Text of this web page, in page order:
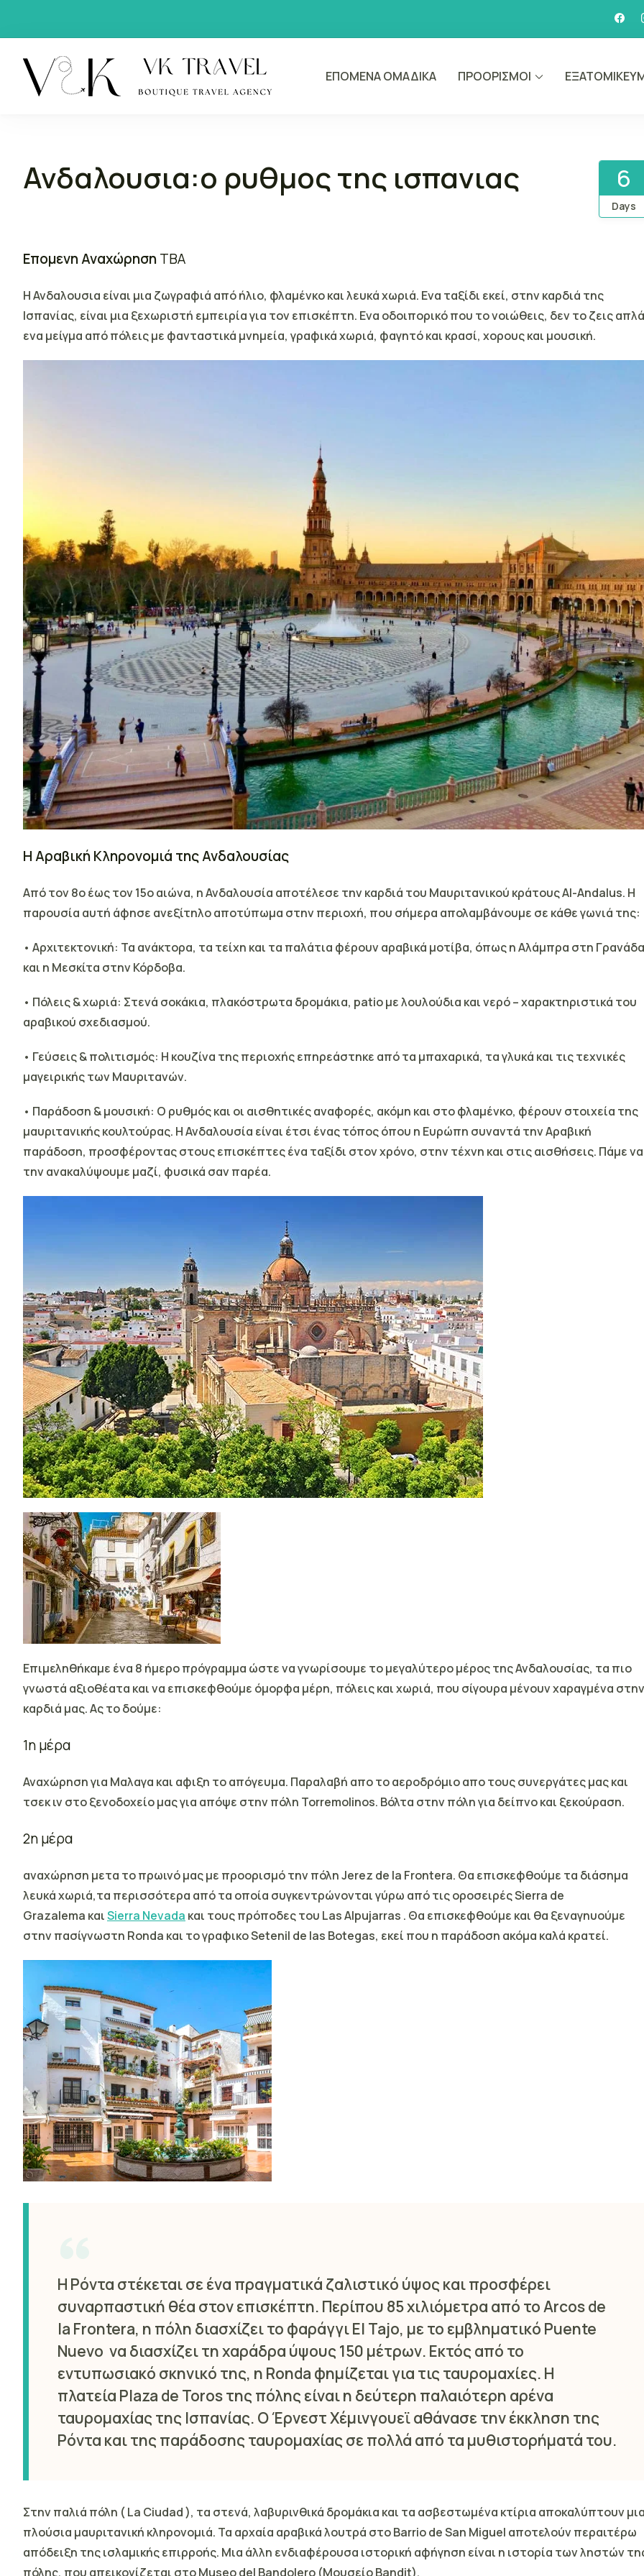
VK Travel by Victoria Kokka
ΕΠΟΜΕΝΑ ΟΜΑΔΙΚΑ ΠΡΟΟΡΙΣΜΟΙ
Ανδαλουσια:ο ρυθμος της ισπανιας 6
Days
Επομενη ΑναχώρησηTBA
Η Ανδαλουσια είναι μια ζωγραφιά από ήλιο, φλαμένκο και λευκά χωριά. Ενα ταξίδι εκεί, στην καρδιά της
Ισπανίας, είναι μια ξεχωριστή εμπειρία για τον επισκέπτη. Ενα οδοιπορικό που το νοιώθεις, δεν το ζεις
ενα μείγμα από πόλεις με φανταστικά μνημεία, γραφικά χωριά, φαγητό και κρασί, χορους και μουσική.
Η Αραβική Κληρονομιά της Ανδαλουσίας
Από τον 8ο έως τον 15ο αιώνα, η Ανδαλουσία αποτέλεσε την καρδιά του Μαυριτανικού κράτουςAl-Andalus. Η
παρουσία αυτή άφησε ανεξίτηλο αποτύπωμα στην περιοχή, που σήμερα απολαμβάνουμε σε κάθε γωνιά της:
• Αρχιτεκτονική: Τα ανάκτορα, τα τείχη και τα παλάτια φέρουν αραβικά μοτίβα, όπως η Αλάμπρα στη Γρανάδα
και η Μεσκίτα στην Κόρδοβα.
• Πόλεις & χωριά: Στενά σοκάκια, πλακόστρωτα δρομάκια, patio με λουλούδια και νερό – χαρακτηριστικά του
αραβικού σχεδιασμού.
• Γεύσεις & πολιτισμός: Η κουζίνα της περιοχής επηρεάστηκε από τα μπαχαρικά, τα γλυκά και τις τεχνικές
μαγειρικής των Μαυριτανών.
• Παράδοση & μουσική: Ο ρυθμός και οι αισθητικές αναφορές, ακόμη και στο φλαμένκο, φέρουν στοιχεία της
μαυριτανικής κουλτούρας. Η Ανδαλουσία είναι έτσι ένας τόπος όπου η Ευρώπη συναντά την Αραβική
παράδοση, προσφέροντας στους επισκέπτες ένα ταξίδι στον χρόνο, στην τέχνη και στις αισθήσεις. Πάμε να
την ανακαλύψουμε μαζί, φυσικά σαν παρέα.
Επιμεληθήκαμε ένα 8 ήμερο πρόγραμμα ώστε να γνωρίσουμε το μεγαλύτερο μέρος τηςΑνδαλουσίας, τα πιο
γνωστά αξιοθέατα και να επισκεφθούμε όμορφα μέρη, πόλεις και χωριά, που σίγουρα μένουν χαραγμένα στην
καρδιά μας. Ας το δούμε:
1η μέρα
Αναχώρηση για Μαλαγα και αφιξη το απόγευμα. Παραλαβή απο το αεροδρόμιο απο τους συνεργάτες μας και
τσεκ ιν στο ξενοδοχείο μας για απόψε στην πόλη Torremolinos. Βόλτα στην πόλη για δείπνο και ξεκούραση.
2η μέρα
αναχώρηση μετα το πρωινό μας με προορισμό την πόληJerez de la Frontera. Θα επισκεφθούμε τα διάσημα
λευκά χωριά,τα περισσότερα από τα οποία συγκεντρώνονται γύρω από τιςοροσειρές Sierra de
Grazalema καιSierra Nevada και τουςπρόποδεςτου Las Alpujarras . Θα επισκεφθούμε και θα ξεναγηυούμε
στην πασίγνωστη Ronda και το γραφικο Setenil de las Botegas, εκεί που η παράδοση ακόμα καλά κρατεί.
Η Ρόντα στέκεται σε ένα πραγματικά ζαλιστικό ύψος και προσφέρει
συναρπαστική θέα στον επισκέπτη. Περίπου 85 χιλιόμετρα από το Arcos de
la Frontera, η πόλη διασχίζει το φαράγγι El Tajo, με το εμβληματικό Puente
Nuevo να διασχίζει τη χαράδρα ύψους 150 μέτρων. Εκτός από το
εντυπωσιακό σκηνικό της, η Ronda φημίζεται για τις ταυρομαχίες. Η
πλατεία Plaza de Toros της πόλης είναι η δεύτερη παλαιότερη αρένα
ταυρομαχίας της Ισπανίας. Ο Έρνεστ Χέμινγουεϊ αθάνασε την έκκληση της
Ρόντα και της παράδοσης ταυρομαχίας σε πολλά από τα μυθιστορήματά του.
Στην παλιά πόλη (La Ciudad), τα στενά, λαβυρινθικά δρομάκια και τα ασβεστωμένα κτίρια αποκαλύπτουν
πλούσια μαυριτανική κληρονομιά. Τα αρχαία αραβικά λουτρά στο Barrio de San Miguel αποτελούν περαιτέρω
απόδειξη της ισλαμικής επιρροής. Μια άλλη ενδιαφέρουσα ιστορική αφήγηση είναι η ιστορία των ληστών
πόλης, που απεικονίζεται στοMuseo del Bandolero (Μουσείο Bandit).